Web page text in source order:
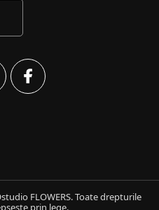
FLOWERS. Toate drepturile
prin lege.